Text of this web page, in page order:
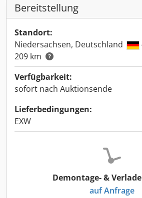
Bereitstellung
Standort:
Niedersachsen, Deutschland
209 km
Verfügbarkeit:
sofort nach Auktionsende
Lieferbedingungen:
EXW
Demontage- &
auf Anfrage